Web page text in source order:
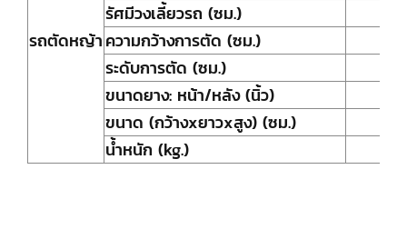
รถตัดหญ้า
รัศมีวงเลี้ยวรถ (ซม.)
ความกว้างการตัด (ซม.)
ระดับการตัด (ซม.)
ขนาดยาง: หน้า/หลัง (นิ้ว)
ขนาด (กว้างxยาวxสูง) (ซม.)
น้ำหนัก (kg.)